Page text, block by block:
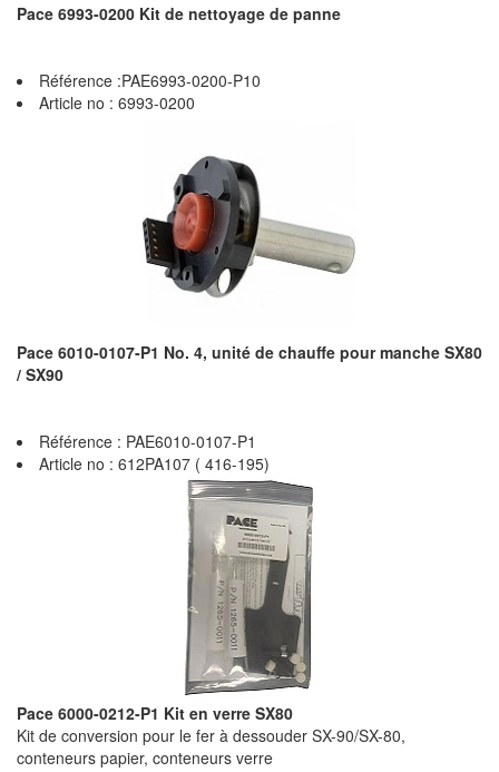
Pace 6993-0200 Kit de nettoyage de panne
Référence :PAE6993-0200-P10
Article no : 6993-0200
Pace 6010-0107-P1 No. 4, unité de chauffe pour manche SX80
/ SX90
Référence : PAE6010-0107-P1
Article no : 612PA107 ( 416-195)
Pace 6000-0212-P1 Kit en verre SX80
Kit de conversion pour le fer à dessouder SX-90/SX-80,
conteneurs papier, conteneurs verre